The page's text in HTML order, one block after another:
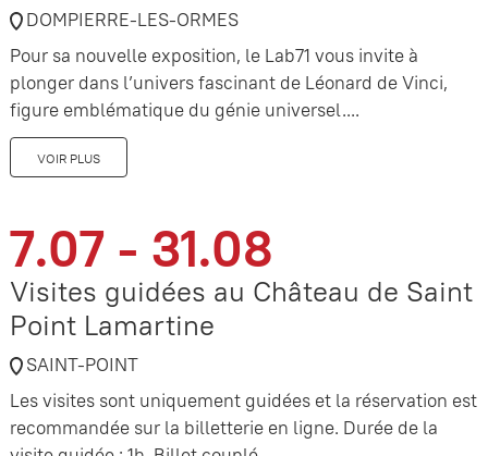
DOMPIERRE-LES-ORMES
Pour sa nouvelle exposition, le Lab71 vous invite à
plonger dans l’univers fascinant de Léonard de Vinci,
figure emblématique du génie universel....
VOIR PLUS
7.07 - 31.08
Visites guidées au Château de Saint
Point Lamartine
SAINT-POINT
Les visites sont uniquement guidées et la réservation est
recommandée sur la billetterie en ligne. Durée de la